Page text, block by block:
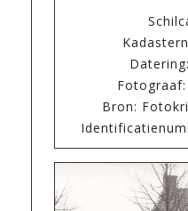
Fotograaf:
Bron: